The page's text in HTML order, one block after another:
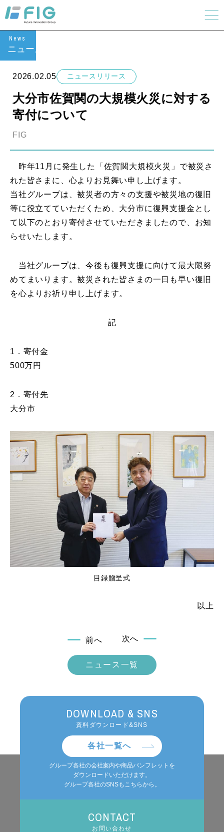
News
ニュース
2026.02.05 ニュースリリース
大分市佐賀関の大規模火災に対する
寄付について
FIG
昨年11月に発生した「佐賀関大規模火災」で被災さ
れた皆さまに、心よりお見舞い申し上げます。
当社グループは、被災者の方々の支援や被災地の復旧
等に役立てていただくため、大分市に復興支援金とし
て以下のとおり寄付させていただきましたので、お知
らせいたします。
当社グループは、今後も復興支援に向けて最大限努
めてまいります。被災された皆さまの一日も早い復旧
を心よりお祈り申し上げます。
記
1．寄付金
500万円
2．寄付先
大分市
目録贈呈式
以上
前へ
ニュース一覧
次へ
DOWNLOAD & SNS
資料ダウンロード&SNS
各社一覧へ
グループ各社の会社案内や商品パンフレットを
ダウンロードいただけます。
グループ各社のSNSもこちらから。
CONTACT
お問い合わせ